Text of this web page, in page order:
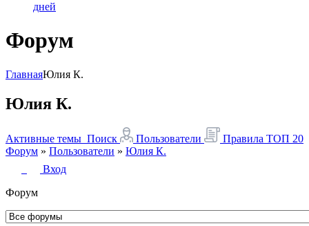
дней
Форум
ГлавнаяЮлия К.
Юлия К.
Активные темы Поиск Пользователи Правила ТОП 20
Форум » Пользователи » Юлия К.
Вход
Форум